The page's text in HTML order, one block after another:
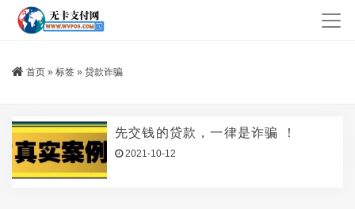
首页 » 标签 » 贷款诈骗
先交钱的贷款，一律是诈骗 ！
2021-10-12